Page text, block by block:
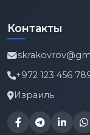
Контакты
+972 123 456
Израиль